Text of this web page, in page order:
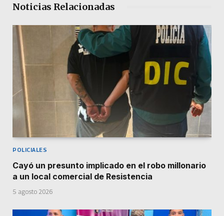
Noticias Relacionadas
POLICIALES
Cayó un presunto implicado en el robo millonario
a un local comercial de Resistencia
5 agosto 2026